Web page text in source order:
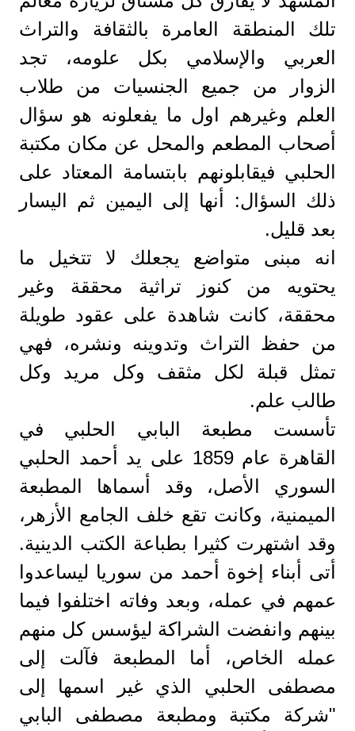
تلك المنطقة العامرة بالثقافة والتراث
العربي والإسلامي بكل علومه، تجد
الزوار من جميع الجنسيات من طلاب
العلم وغيرهم اول ما يفعلونه هو سؤال
أصحاب المطعم والمحل عن مكان مكتبة
الحلبي فيقابلونهم بابتسامة المعتاد على
ذلك السؤال: أنها إلى اليمين ثم اليسار
بعد قليل.
انه مبنى متواضع يجعلك لا تتخيل ما
يحتويه من كنوز تراثية محققة وغير
محققة، كانت شاهدة على عقود طويلة
من حفظ التراث وتدوينه ونشره، فهي
تمثل قبلة لكل مثقف وكل مريد وكل
طالب علم.
تأسست مطبعة البابي الحلبي في
القاهرة عام 1859 على يد أحمد الحلبي
السوري الأصل، وقد أسماها المطبعة
الميمنية، وكانت تقع خلف الجامع الأزهر،
وقد اشتهرت كثيرا بطباعة الكتب الدينية.
أتى أبناء إخوة أحمد من سوريا ليساعدوا
عمهم في عمله، وبعد وفاته اختلفوا فيما
بينهم وانفضت الشراكة ليؤسس كل منهم
عمله الخاص، أما المطبعة فآلت إلى
مصطفى الحلبي الذي غير اسمها إلى
"شركة مكتبة ومطبعة مصطفى البابي